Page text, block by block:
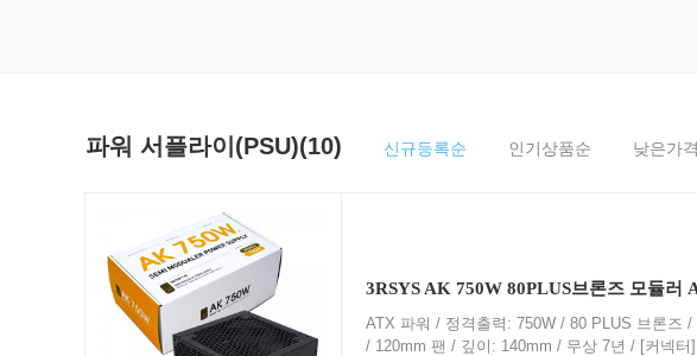
파워 서플라이(PSU)(10) 신규등록순 인기상품순 낮은가
3RSYS AK 750W 80PLUS브론즈 모듈러
ATX 파워 / 정격출력: 750W / 80 PLUS 브론즈
/ 120mm 팬 / 깊이: 140mm / 무상 7년 / [커넥